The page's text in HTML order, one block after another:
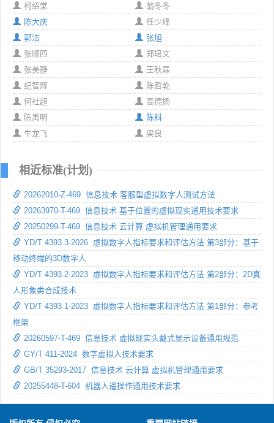
柯绍棠
翁冬冬
陈大庆
任少峰
郭洁
张旭
张顺四
郑培文
张美静
王秋霖
纪智辉
陈哲乾
何社超
高德扬
陈禹明
陈科
牛龙飞
梁良
相近标准(计划)
20262010-Z-469 信息技术 客服型虚拟数字人测试方法
20263970-T-469 信息技术 基于位置的虚拟现实通用技术要求
20250299-T-469 信息技术 云计算 虚拟机管理通用要求
YD/T 4393.3-2026 虚拟数字人指标要求和评估方法 第3部分：基于
移动终端的3D数字人
YD/T 4393.2-2023 虚拟数字人指标要求和评估方法 第2部分：2D真
人形象类合成技术
YD/T 4393.1-2023 虚拟数字人指标要求和评估方法 第1部分：参考
框架
20260597-T-469 信息技术 虚拟现实头戴式显示设备通用规范
GY/T 411-2024 数字虚拟人技术要求
GB/T 35293-2017 信息技术 云计算 虚拟机管理通用要求
20255448-T-604 机器人遥操作通用技术要求